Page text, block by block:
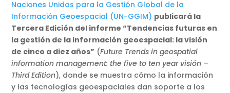
Naciones Unidas para la Gestión Global de la
Información Geoespacial (UN-GGIM) publicará la
Tercera Edición del informe “Tendencias futuras en
la gestión de la información geoespacial: la visión
de cinco a diez años” (Future Trends in geospatial
information management: the five to ten year visión –
Third Edition), donde se muestra cómo la información
y las tecnologías geoespaciales dan soporte a los